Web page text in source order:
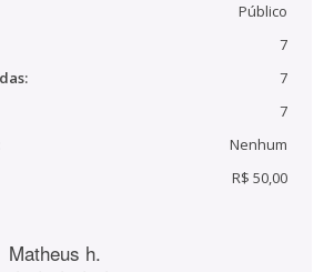
Público
7
7
7
Nenhum
R$ 50,00
Matheus h.